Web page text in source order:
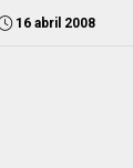
16 abril 2008